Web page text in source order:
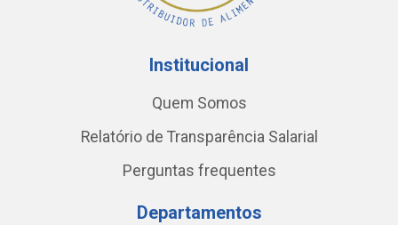
Institucional
Quem Somos
Relatório de Transparência Salarial
Perguntas frequentes
Departamentos